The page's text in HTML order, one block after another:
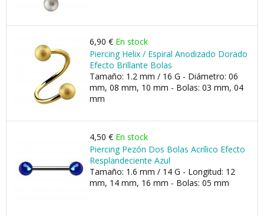
6,90 € En stock
Piercing Helix / Espiral Anodizado Dorado
Efecto Brillante Bolas
Tamaño: 1.2 mm / 16 G - Diámetro: 06
mm, 08 mm, 10 mm - Bolas: 03 mm, 04
mm
4,50 € En stock
Piercing Pezón Dos Bolas Acrílico Efecto
Resplandeciente Azul
Tamaño: 1.6 mm / 14 G - Longitud: 12
mm, 14 mm, 16 mm - Bolas: 05 mm